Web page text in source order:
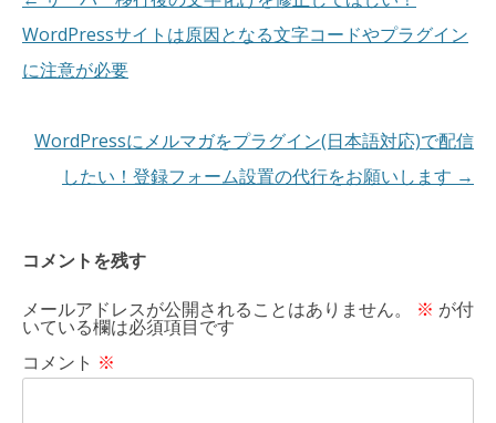
稿
ナ
ゲ
WordPressサイトは原因となる文字コードやプラグイン
に注意が必要
WordPressにメルマガをプラグイン(日本語対応)で配信
したい！登録フォーム設置の代行をお願いします →
コメントを残す
メールアドレスが公開されることはありません。
※ が付
いている欄は必須項目です
コメント ※